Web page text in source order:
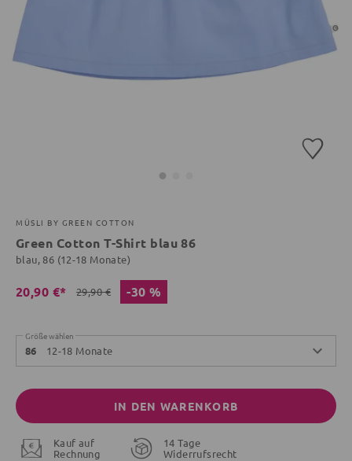
MÜSLI BY GREEN COTTON
Green Cotton T-Shirt blau 86
blau, 86 (12-18 Monate)
20,90 €* 29,90 € -30 %
Größe wählen
86 12-18 Monate
IN DEN WARENKORB
Kauf auf
Rechnung
14 Tage
Widerrufsrecht